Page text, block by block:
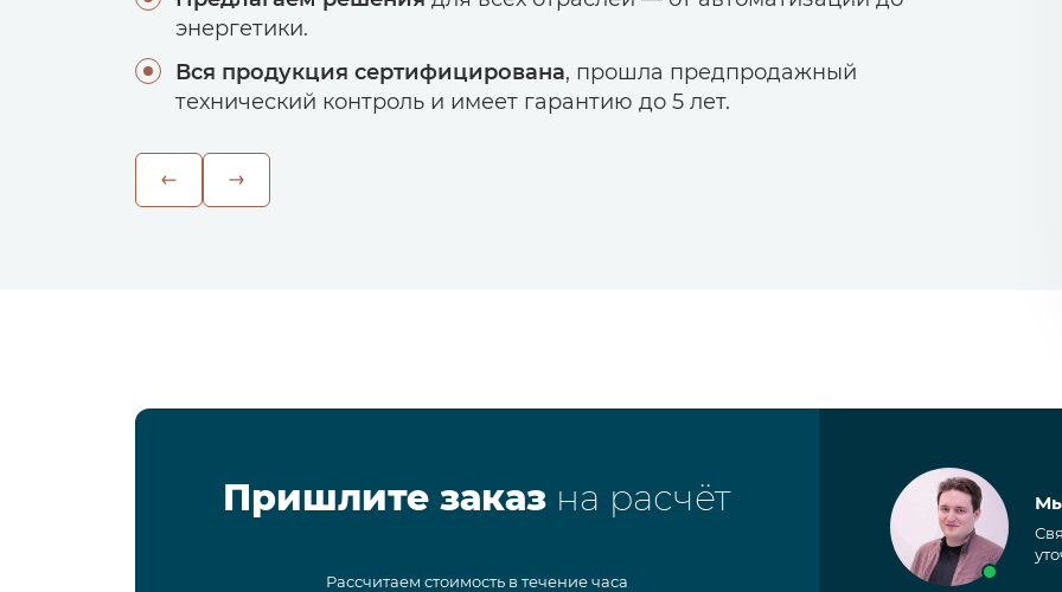
энергетики.
Вся продукция сертифицирована, прошла предпродажный
технический контроль и имеет гарантию до 5 лет.
Пришлите заказ на расчёт
Рассчитаем стоимость в течение часа